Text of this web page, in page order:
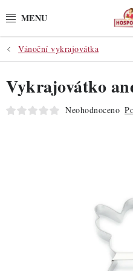
na
POTŘEBY
POMŮCKY
SUROVINY
Vánoční vykrajovátka
Vykrajovátko
Neohodnoceno